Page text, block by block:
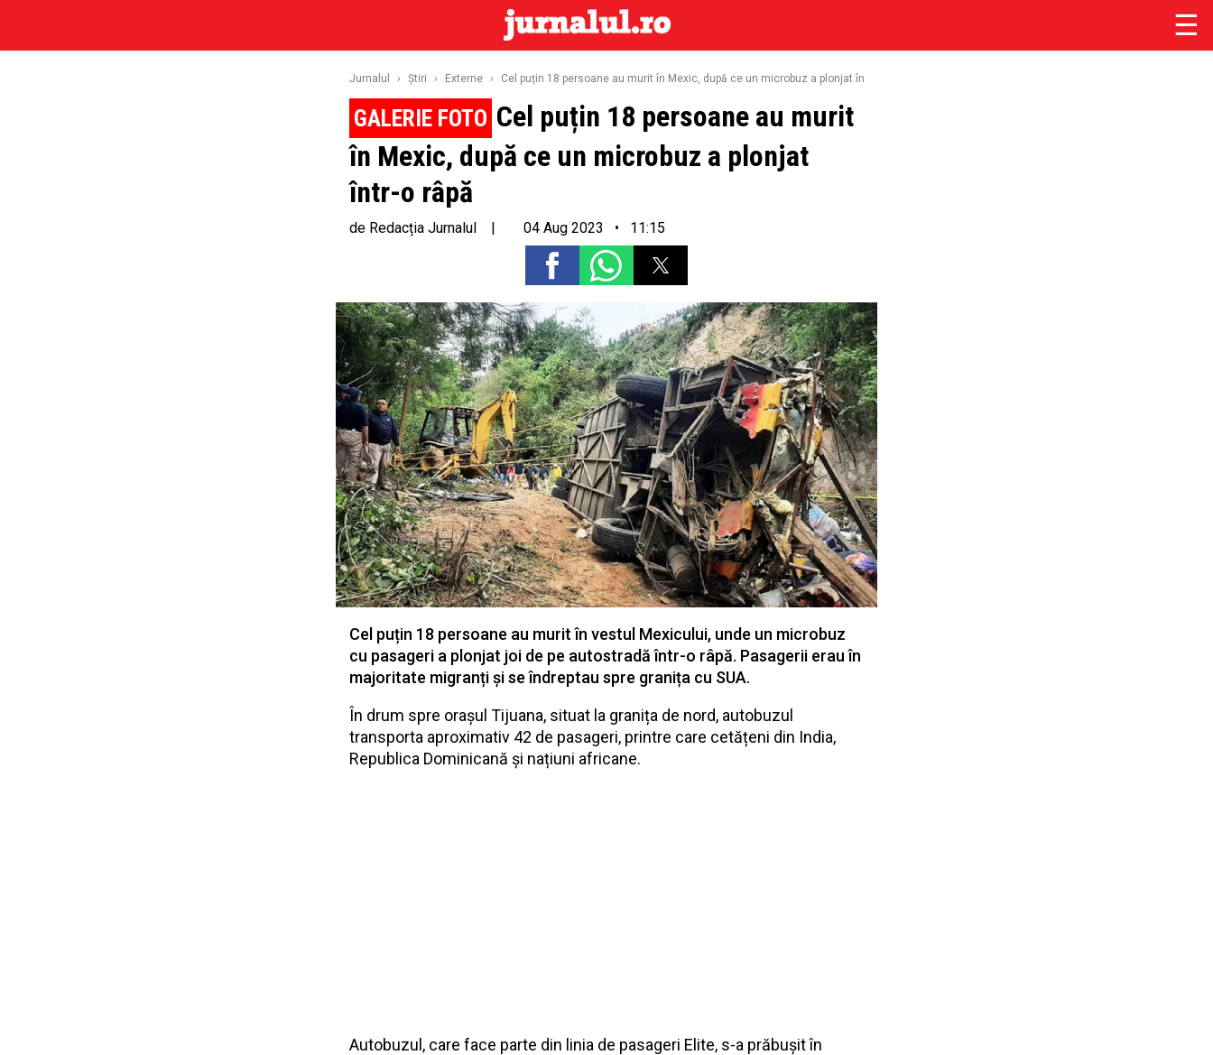
☰
Jurnalul › Ştiri › Externe › Cel puțin 18 persoane au murit în Mexic, după ce un microbuz a plonjat într-o râpă
Cel puțin 18 persoane au murit
în Mexic, după ce un microbuz a plonjat
într-o râpă
de Redacția Jurnalul | 04 Aug 2023 • 11:15
Cel puțin 18 persoane au murit în vestul Mexicului, unde un microbuz
cu pasageri a plonjat joi de pe autostradă într-o râpă. Pasagerii erau în
majoritate migranți și se îndreptau spre granița cu SUA.
În drum spre orașul Tijuana, situat la granița de nord, autobuzul
transporta aproximativ 42 de pasageri, printre care cetățeni din India,
Republica Dominicană și națiuni africane.
Autobuzul, care face parte din linia de pasageri Elite, s-a prăbușit în